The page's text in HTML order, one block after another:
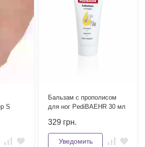
S
Бальзам с прополисом
для ног PediBAEHR 30 мл
329 грн.
Уведомить